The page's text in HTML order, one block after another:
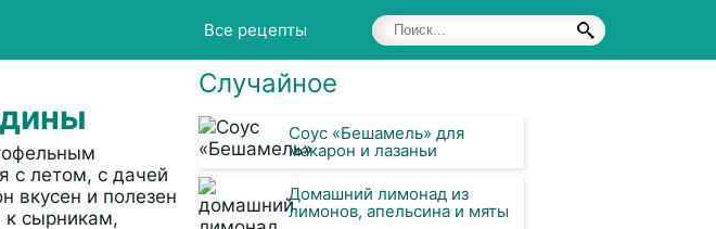
Все рецепты
с летом, с дачей
вкусен и полезен
к сырникам,
Случайное
Соус «Бешамель» для
макарон и лазаньи
Домашний лимонад из
лимонов, апельсина и мяты